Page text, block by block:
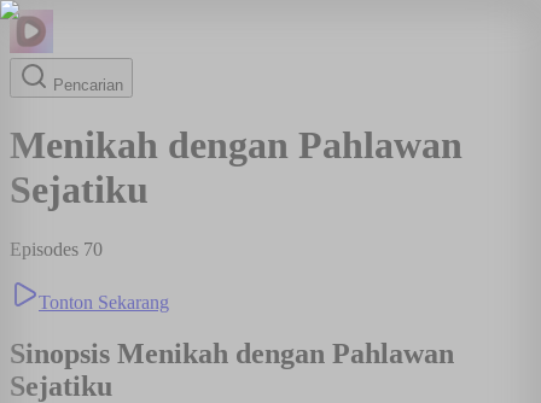
Pencarian
Menikah dengan Pahlawan
Sejatiku
Episodes 70
Tonton Sekarang
Sinopsis Menikah dengan Pahlawan
Sejatiku